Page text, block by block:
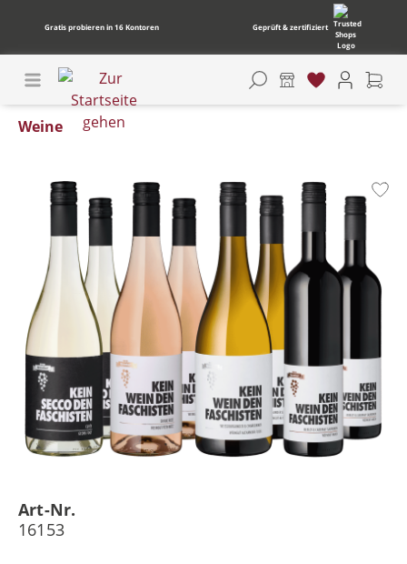
Gratis probieren in 16 Kontoren Geprüft & zertifiziert
Weine
Bildergalerie überspringen
Art-Nr.
16153